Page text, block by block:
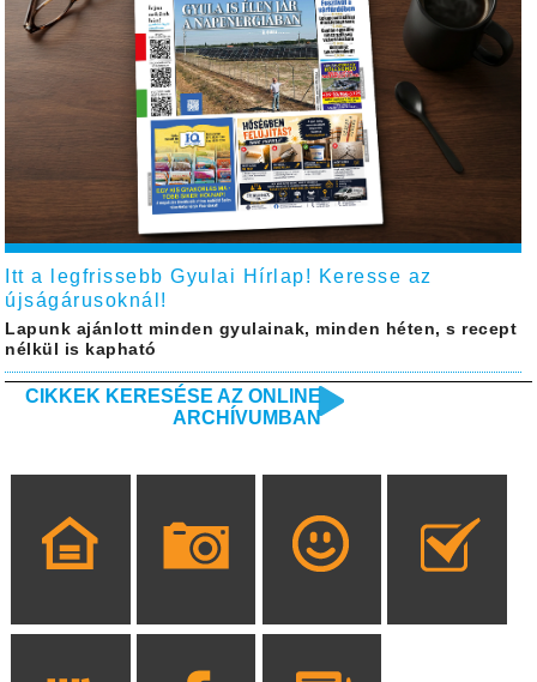
Itt a legfrissebb Gyulai Hírlap! Keresse az
újságárusoknál!
Lapunk ajánlott minden gyulainak, minden héten, s recept
nélkül is kapható
CIKKEK KERESÉSE AZ ONLINE
ARCHÍVUMBAN